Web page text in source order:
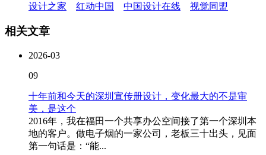
设计之家 红动中国 中国设计在线 视觉同盟
相关文章
2026-03
09
十年前和今天的深圳宣传册设计，变化最大的不是审
美，是这个
2016年，我在福田一个共享办公空间接了第一个深圳本
地的客户。做电子烟的一家公司，老板三十出头，见面
第一句话是：“能...